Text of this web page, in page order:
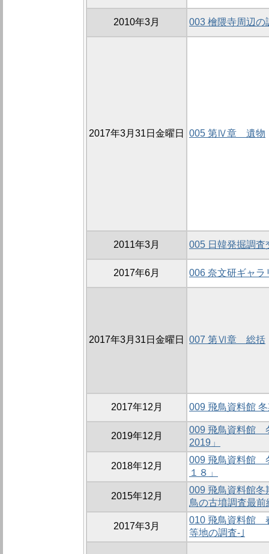
2010年3月 003 檜隈寺周辺の
2017年3月31日金曜日 005 第Ⅳ章 遺物
2011年3月 005 日韓発掘調査
2017年6月 006 奈文研ギャラ
2017年3月31日金曜日 007 第Ⅵ章 総括
2017年12月 009 飛鳥資料館
2019年12月
009 飛鳥資料館
2019」
2018年12月
009 飛鳥資料館
１８」
2015年12月
009 飛鳥資料館
鳥の古墳調査最
2017年3月
010 飛鳥資料館
等地の調査-｣